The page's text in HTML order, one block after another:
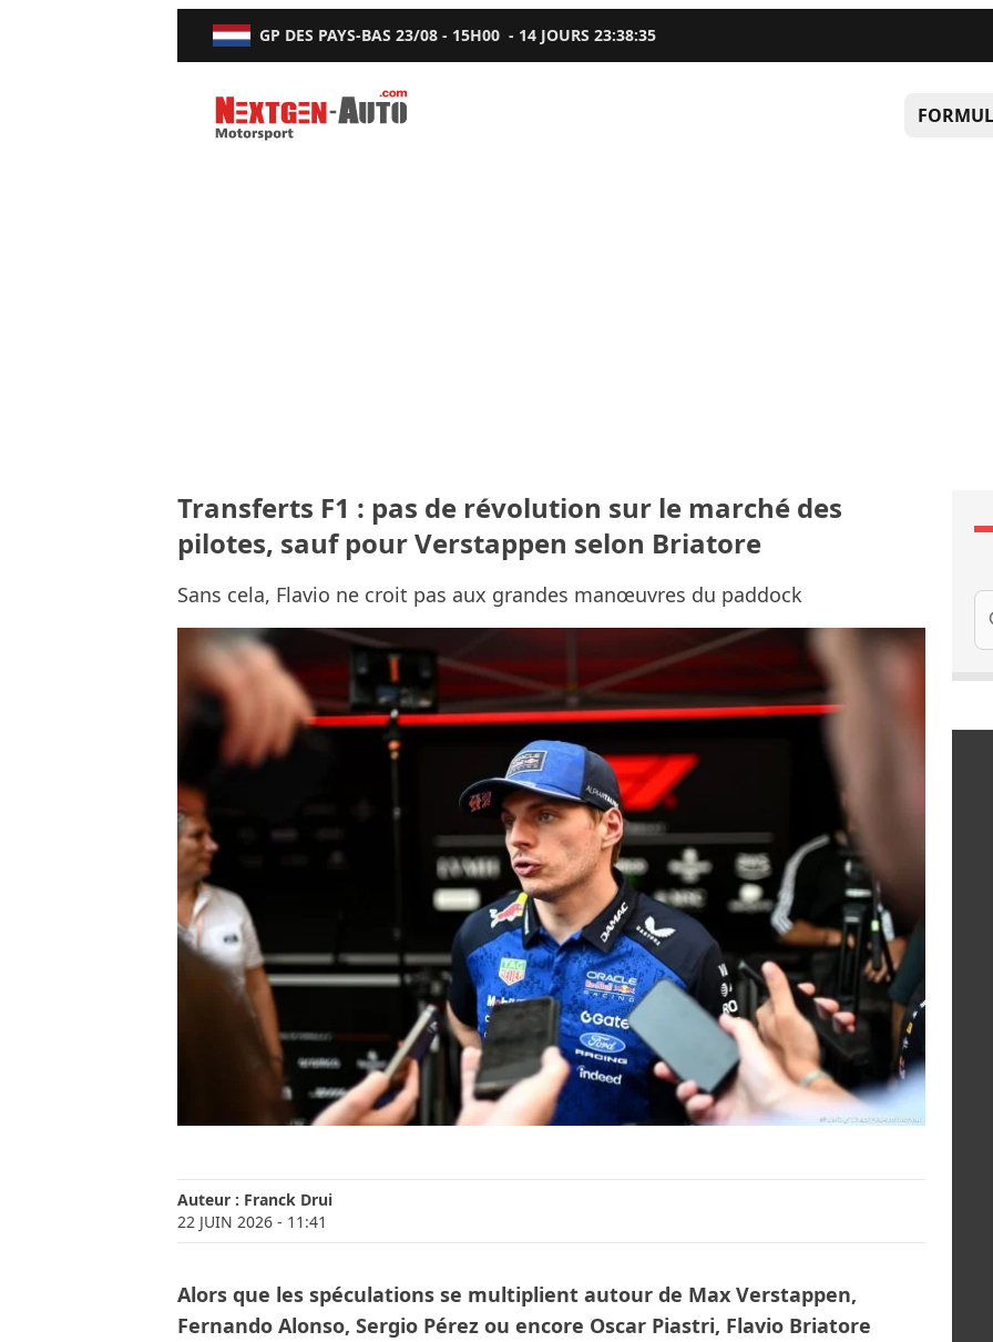
GP DES PAYS-BAS 23/08 - 15H00 - 14 JOURS23:38:34
Nextgen-Auto.com
Transferts F1 : pas de révolution sur le marché des
pilotes, sauf pour Verstappen selon Briatore
Sans cela, Flavio ne croit pas aux grandes manœuvres du paddock
Auteur : Franck Drui
22 JUIN 2026 - 11:41
Alors que les spéculations se multiplient autour de Max Verstappen,
Fernando Alonso, Sergio Pérez ou encore Oscar Piastri, Flavio Briatore